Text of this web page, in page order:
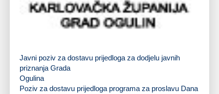
Javni poziv za dostavu prijedloga za dodjelu javnih
priznanja Grada
Ogulina
Poziv za dostavu prijedloga programa za proslavu Dana